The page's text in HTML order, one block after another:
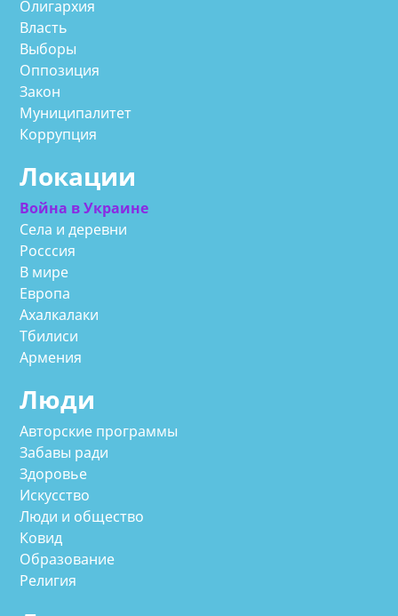
Олигархия
Власть
Выборы
Оппозиция
Закон
Муниципалитет
Коррупция
Локации
Война в Украине
Села и деревни
Росссия
В мире
Европа
Ахалкалаки
Тбилиси
Армения
Люди
Авторские программы
Забавы ради
Здоровье
Искусство
Люди и общество
Ковид
Образование
Религия